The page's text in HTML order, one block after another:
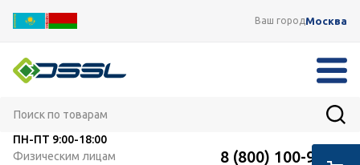
Ваш городМосква
ПН-ПТ 9:00-18:00
Физическим лицам
8 (800) 100-91-12